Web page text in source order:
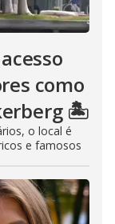
como
🏝️
o local é
e famosos